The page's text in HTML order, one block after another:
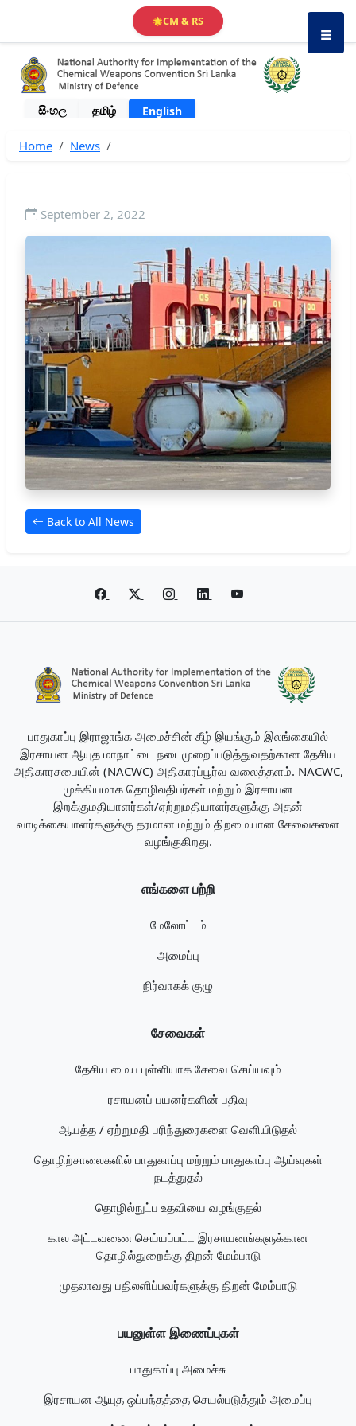
සිංහල தமிழ் English
☰
🌟CM & RS
Home News
September 2, 2022
Back to All News
பாதுகாப்பு இராஜாங்க அமைச்சின் கீழ் இயங்கும் இலங்கையில்
இரசாயன ஆயுத மாநாட்டை நடைமுறைப்படுத்துவதற்கான தேசிய
அதிகாரசபையின் (NACWC) அதிகாரப்பூர்வ வலைத்தளம். NACWC,
முக்கியமாக தொழிலதிபர்கள் மற்றும் இரசாயன
இறக்குமதியாளர்கள்/ஏற்றுமதியாளர்களுக்கு அதன்
வாடிக்கையாளர்களுக்கு தரமான மற்றும் திறமையான சேவைகளை
வழங்குகிறது.
எங்களை பற்றி
மேலோட்டம்
அமைப்பு
நிர்வாகக் குழு
சேவைகள்
தேசிய மைய புள்ளியாக சேவை செய்யவும்
ரசாயனப் பயனர்களின் பதிவு
ஆயத்த / ஏற்றுமதி பரிந்துரைகளை வெளியிடுதல்
தொழிற்சாலைகளில் பாதுகாப்பு மற்றும் பாதுகாப்பு ஆய்வுகள்
நடத்துதல்
தொழில்நுட்ப உதவியை வழங்குதல்
கால அட்டவணை செய்யப்பட்ட இரசாயனங்களுக்கான
தொழில்துறைக்கு திறன் மேம்பாடு
முதலாவது பதிலளிப்பவர்களுக்கு திறன் மேம்பாடு
பயனுள்ள இணைப்புகள்
பாதுகாப்பு அமைச்சு
இரசாயன ஆயுத ஒப்பந்தத்தை செயல்படுத்தும் அமைப்பு